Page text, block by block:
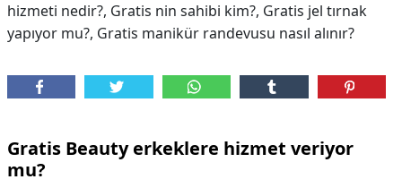
hizmeti nedir?, Gratis nin sahibi kim?, Gratis jel tırnak
yapıyor mu?, Gratis manikür randevusu nasıl alınır?
Gratis Beauty erkeklere hizmet veriyor
mu?